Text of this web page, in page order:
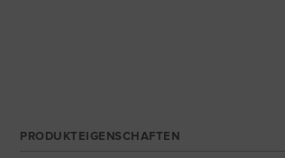
PRODUKTEIGENSCHAFTEN